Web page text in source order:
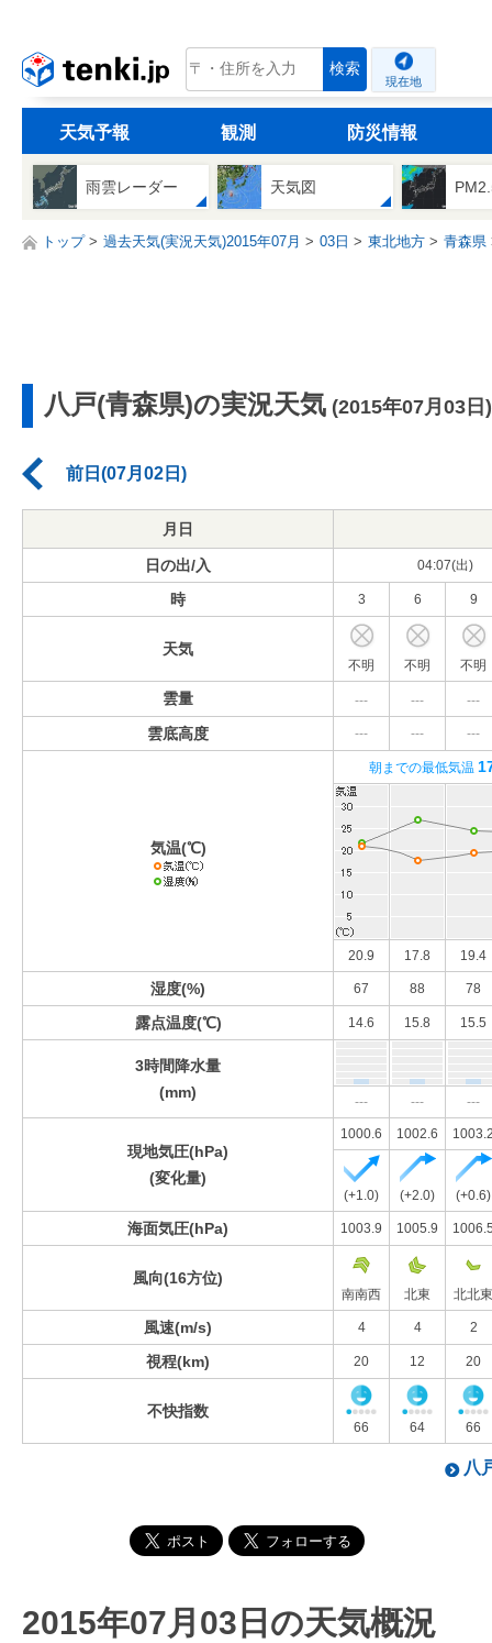
tenki.jp 検索
現在地
天気予報 観測 防災情報
雨雲レーダー 天気図
トップ 過去天気(実況天気)2015年07月 03日 東北地方 青森県
八戸(青森県)の実況天気 (2015年07月03日)
前日(07月02日)
月日
日の出/入 04:07(出)
時 3 6 9
天気
不明 不明 不明
雲量 --- --- ---
雲底高度 --- --- ---
気温(℃)
朝までの最低気温
20.9 17.8 19.4
湿度(%) 67 88 78
露点温度(℃) 14.6 15.8 15.5
3時間降水量
(mm)
--- --- ---
現地気圧(hPa)
(変化量)
1000.6 1002.6
(+1.0) (+2.0) (+0.6)
海面気圧(hPa) 1003.9 1005.9
風向(16方位)
南南西 北東 北北東
風速(m/s) 4 4 2
視程(km) 20 12 20
不快指数
66 64 66
八
2015年07月03日の天気概況